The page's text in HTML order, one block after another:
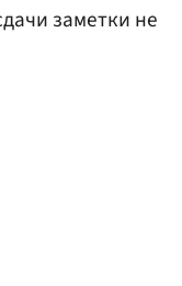
заметки не